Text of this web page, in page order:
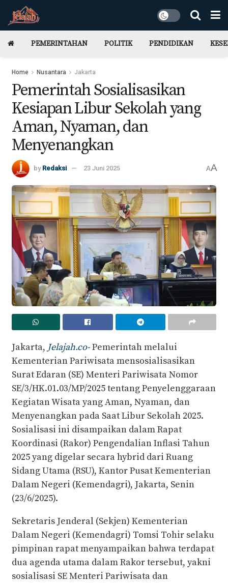
PEMERINTAHAN POLITIK PENDIDIKAN
Home Nusantara Jakarta
Pemerintah Sosialisasikan
Kesiapan Libur Sekolah yang
Aman, Nyaman, dan
Menyenangkan
by Redaksi 23 Juni 2025 AA
Jakarta, Jelajah.co-Pemerintah melalui
Kementerian Pariwisata mensosialisasikan
Surat Edaran (SE) Menteri Pariwisata Nomor
SE/3/HK.01.03/MP/2025 tentang Penyelenggaraan
Kegiatan Wisata yang Aman, Nyaman, dan
Menyenangkan pada Saat Libur Sekolah 2025.
Sosialisasi ini disampaikan dalam Rapat
Koordinasi (Rakor) Pengendalian Inflasi Tahun
2025 yang digelar secara hybrid dari Ruang
Sidang Utama (RSU), Kantor Pusat Kementerian
Dalam Negeri (Kemendagri), Jakarta, Senin
(23/6/2025).
Sekretaris Jenderal (Sekjen) Kementerian
Dalam Negeri (Kemendagri) Tomsi Tohir selaku
pimpinan rapat menyampaikan bahwa terdapat
dua agenda utama dalam Rakor tersebut, yakni
sosialisasi SE Menteri Pariwisata dan